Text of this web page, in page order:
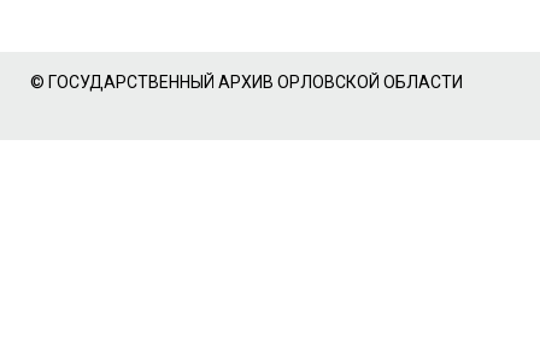
© ГОСУДАРСТВЕННЫЙ АРХИВ ОРЛОВСКОЙ ОБЛАСТИ